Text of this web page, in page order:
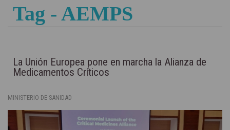
Tag - AEMPS
La Unión Europea pone en marcha la Alianza de
Medicamentos Críticos
MINISTERIO DE SANIDAD